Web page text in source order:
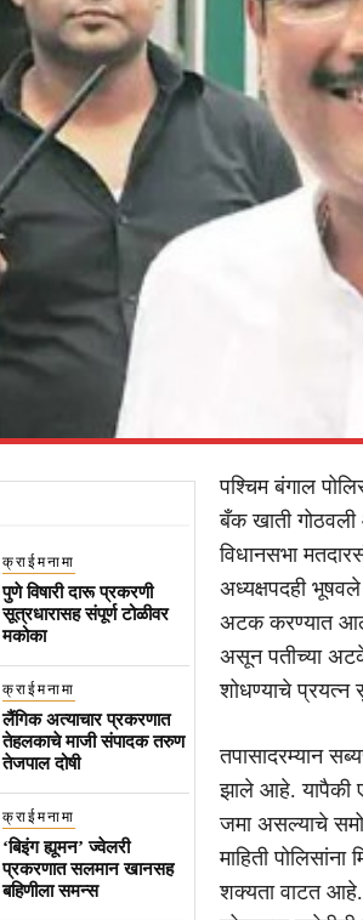
क्राईमनामा
पुणे विषारी दारू प्रकरणी
सूत्रधारासह संपूर्ण टोळीवर
मकोका
क्राईमनामा
लैंगिक अत्याचार प्रकरणात
तेहलकाचे माजी संपादक तरुण
तेजपाल दोषी
क्राईमनामा
‘बिइंग ह्यूमन’ ज्वेलरी
प्रकरणात सलमान खानसह
बहिणीला समन्स
पश्चिम बंगाल
बँक खाती गोठवली
विधानसभा
अध्यक्षपदही भूषवले
अटक करण्यात आली
असून पतीच्या
शोधण्याचे
तपासादरम्यान
झाले आहे. यापैकी
जमा असल्याचे
माहिती
शक्यता वाटत आहे.